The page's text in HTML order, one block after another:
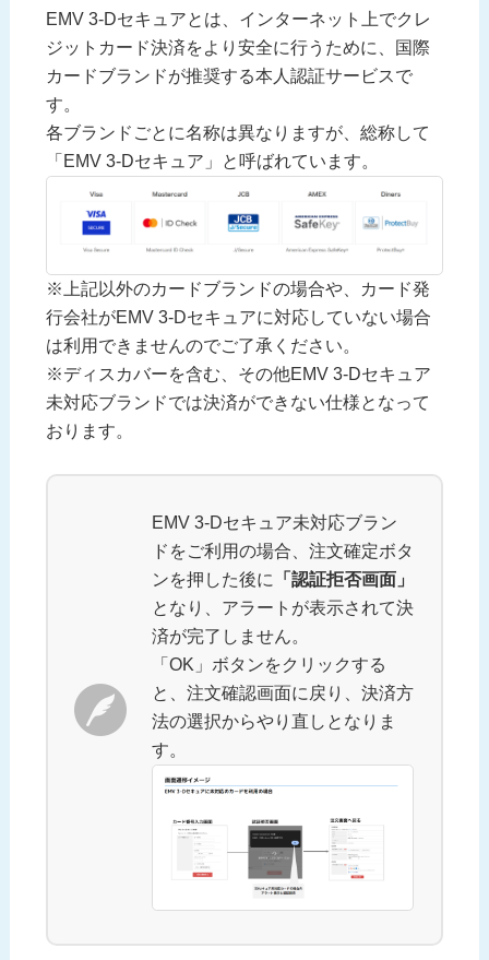
EMV 3-Dセキュアとは、インターネット上でクレ
ジットカード決済をより安全に行うために、国際
カードブランドが推奨する本人認証サービスで
す。
各ブランドごとに名称は異なりますが、総称して
「EMV 3-Dセキュア」と呼ばれています。
※上記以外のカードブランドの場合や、カード発
行会社がEMV 3-Dセキュアに対応していない場合
は利用できませんのでご了承ください。
※ディスカバーを含む、その他EMV 3-Dセキュア
未対応ブランドでは決済ができない仕様となって
おります。
EMV 3-Dセキュア未対応ブラン
ドをご利用の場合、注文確定ボタ
ンを押した後に 「認証拒否画面」
となり、アラートが表示されて決
済が完了しません。
「OK」ボタンをクリックする
と、注文確認画面に戻り、決済方
法の選択からやり直しとなりま
す。